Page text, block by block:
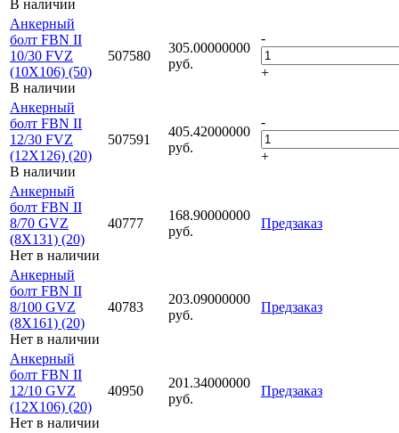
В наличии
Анкерный
болт FBN II
10/30 FVZ
(10X106) (50)
В наличии
507580
305.00000000
руб.
-
+
Анкерный
болт FBN II
12/30 FVZ
(12X126) (20)
В наличии
507591
405.42000000
руб.
-
+
Анкерный
болт FBN II
8/70 GVZ
(8X131) (20)
Нет в наличии
40777
168.90000000
руб.
Предзаказ
Анкерный
болт FBN II
8/100 GVZ
(8X161) (20)
Нет в наличии
40783
203.09000000
руб.
Предзаказ
Анкерный
болт FBN II
12/10 GVZ
(12X106) (20)
Нет в наличии
40950
201.34000000
руб.
Предзаказ